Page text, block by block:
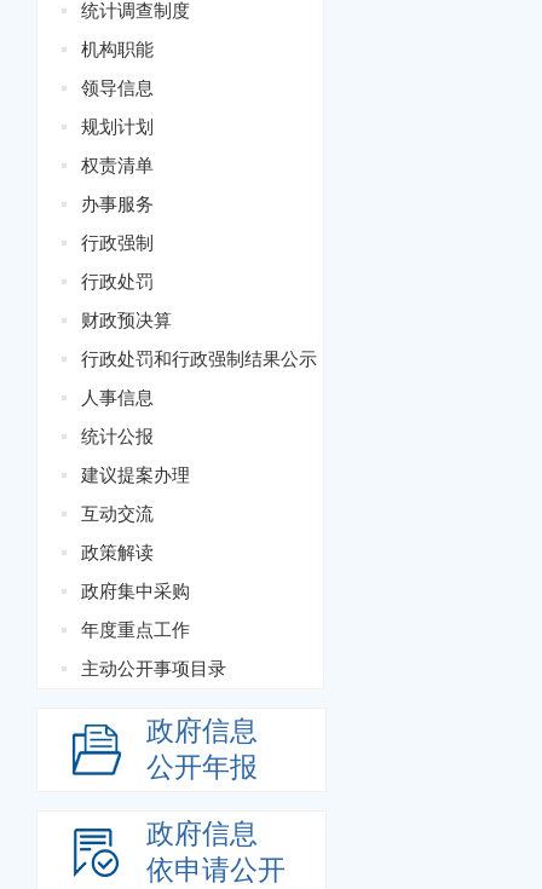
统计调查制度
机构职能
领导信息
规划计划
权责清单
办事服务
行政强制
行政处罚
财政预决算
行政处罚和行政强制结果公示
人事信息
统计公报
建议提案办理
互动交流
政策解读
政府集中采购
年度重点工作
主动公开事项目录
政府信息
公开年报
政府信息
依申请公开